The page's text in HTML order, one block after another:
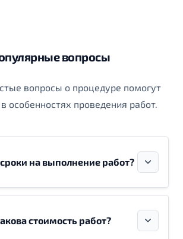
вопросы
вопросы о процедуре помогут
особенностях проведения работ.
на выполнение работ?
стоимость работ?